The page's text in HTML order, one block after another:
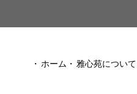
ホーム 雅心苑について